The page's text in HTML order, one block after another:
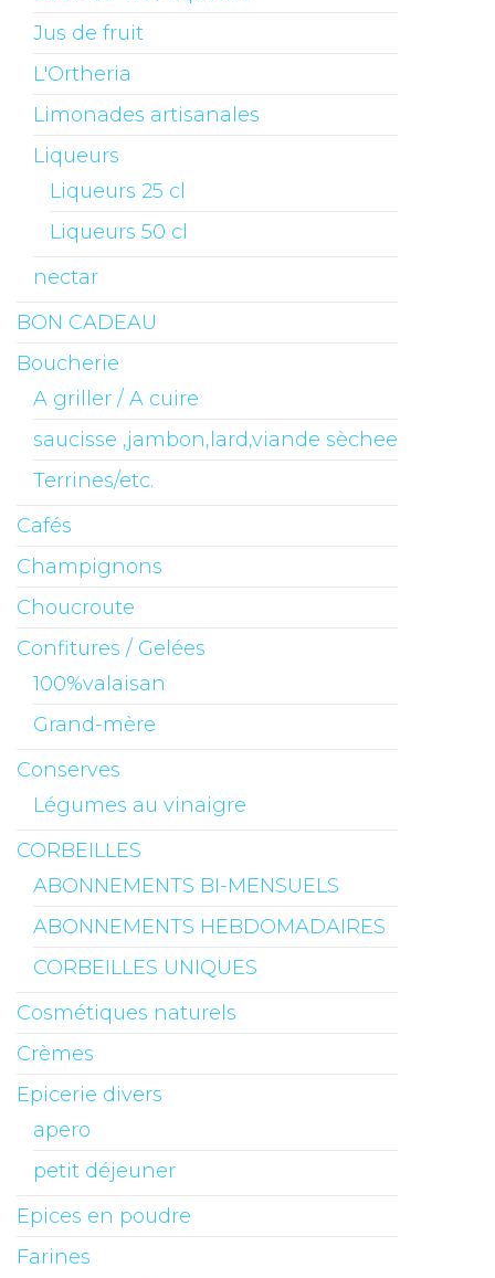
Jus de fruit
L'Ortheria
Limonades artisanales
Liqueurs
Liqueurs 25 cl
Liqueurs 50 cl
nectar
BON CADEAU
Boucherie
A griller / A cuire
saucisse ,jambon,lard,viande sèchee
Terrines/etc.
Cafés
Champignons
Choucroute
Confitures / Gelées
100%valaisan
Grand-mère
Conserves
Légumes au vinaigre
CORBEILLES
ABONNEMENTS BI-MENSUELS
ABONNEMENTS HEBDOMADAIRES
CORBEILLES UNIQUES
Cosmétiques naturels
Crèmes
Epicerie divers
apero
petit déjeuner
Epices en poudre
Farines